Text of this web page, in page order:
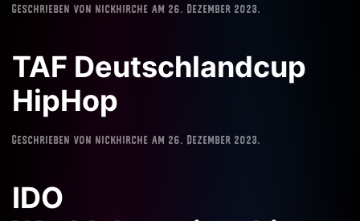
Geschrieben von nickhirche am 26. Dezember 2023.
TAF Deutschlandcup
HipHop
Geschrieben von nickhirche am 26. Dezember 2023.
IDO